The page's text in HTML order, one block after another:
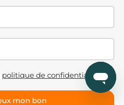
politique de confidentialité